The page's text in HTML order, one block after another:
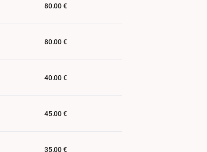
80.00 €
80.00 €
40.00 €
45.00 €
35.00 €